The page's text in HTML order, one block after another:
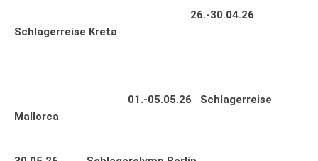
26.-30.04.26
Schlagerreise Kreta
01.-05.05.26 Schlagerreise
Mallorca